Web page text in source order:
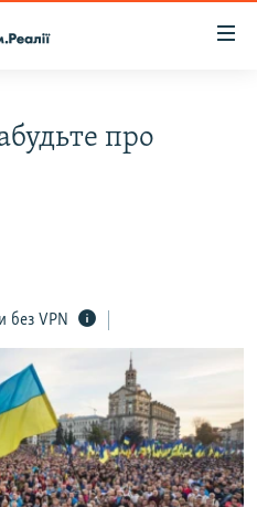
про
без VPN